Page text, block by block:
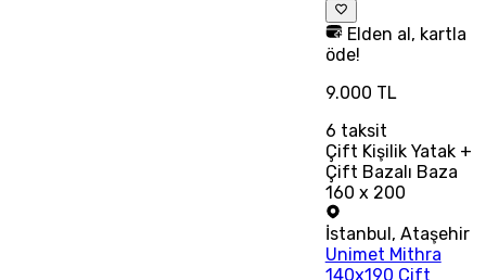
Elden al, kartla
öde!
9.000 TL
6 taksit
Çift Kişilik Yatak +
Çift Bazalı Baza
160 x 200
İstanbul, Ataşehir
Unimet Mithra
140x190 Çift